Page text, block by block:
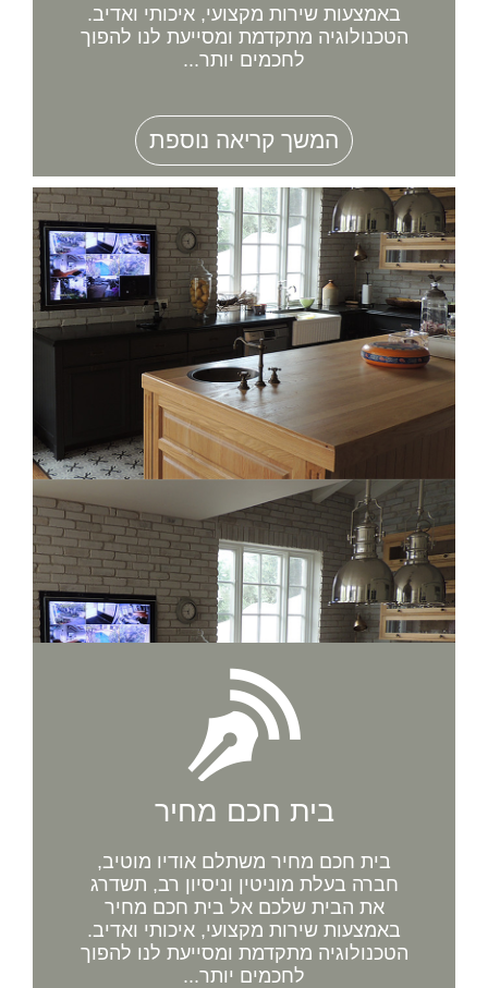
באמצעות שירות מקצועי, איכותי ואדיב.
הטכנולוגיה מתקדמת ומסייעת לנו להפוך
לחכמים יותר...
המשך קריאה נוספת
בית חכם מחיר
בית חכם מחיר משתלם אודיו מוטיב,
חברה בעלת מוניטין וניסיון רב, תשדרג
את הבית שלכם אל בית חכם מחיר
באמצעות שירות מקצועי, איכותי ואדיב.
הטכנולוגיה מתקדמת ומסייעת לנו להפוך
לחכמים יותר...